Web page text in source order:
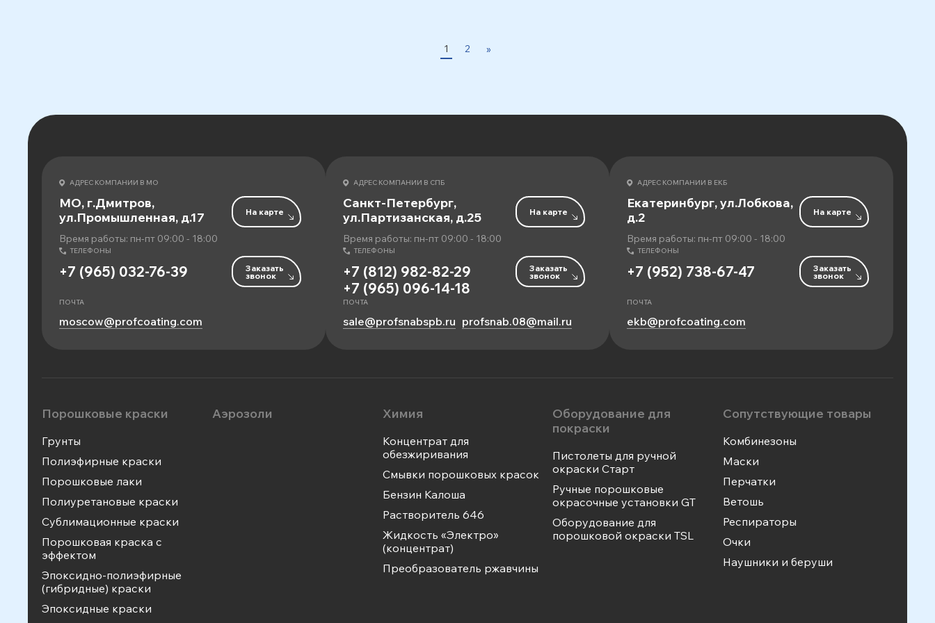
1 2 »
АДРЕС КОМПАНИИ В МО
МО, г.Дмитров,
ул.Промышленная, д.17
Время работы: пн-пт 09:00 - 18:00
На карте
ТЕЛЕФОНЫ
+7 (965) 032-76-39 Заказать
звонок
ПОЧТА
moscow@profcoating.com
АДРЕС КОМПАНИИ В СПБ
Санкт-Петербург,
ул.Партизанская, д.25
Время работы: пн-пт 09:00 - 18:00
На карте
ТЕЛЕФОНЫ
+7 (812) 982-82-29
+7 (965) 096-14-18
Заказать
звонок
ПОЧТА
sale@profsnabspb.ru profsnab.08@mail.ru
АДРЕС КОМПАНИИ В ЕКБ
Екатеринбург, ул.Лобкова,
д.2
Время работы: пн-пт 09:00 - 18:00
На карте
ТЕЛЕФОНЫ
+7 (952) 738-67-47 Заказать
звонок
ПОЧТА
ekb@profcoating.com
Порошковые краски
Грунты
Полиэфирные краски
Порошковые лаки
Полиуретановые краски
Сублимационные краски
Порошковая краска с
эффектом
Эпоксидно-полиэфирные
(гибридные) краски
Эпоксидные краски
Аэрозоли Химия
Концентрат для
обезжиривания
Смывки порошковых красок
Бензин Калоша
Растворитель 646
Жидкость «Электро»
(концентрат)
Преобразователь ржавчины
Оборудование для
покраски
Пистолеты для ручной
окраски Старт
Ручные порошковые
окрасочные установки GT
Оборудование для
порошковой окраски TSL
Сопутствующие товары
Комбинезоны
Маски
Перчатки
Ветошь
Респираторы
Очки
Наушники и беруши